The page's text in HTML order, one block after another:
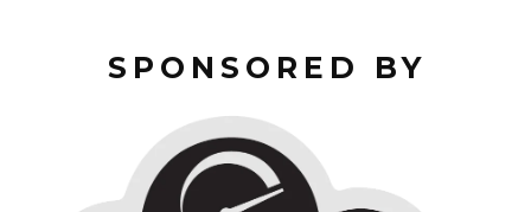
SPONSORED BY